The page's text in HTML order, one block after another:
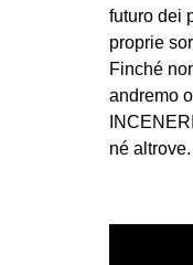
futuro dei
proprie
Finché
andremo
né altrove.